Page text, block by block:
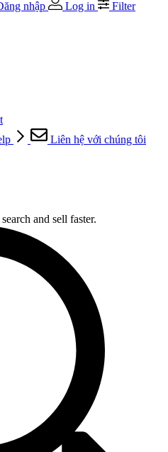
nhập Log in Filter
Liên hệ với chúng tôi
and sell faster.